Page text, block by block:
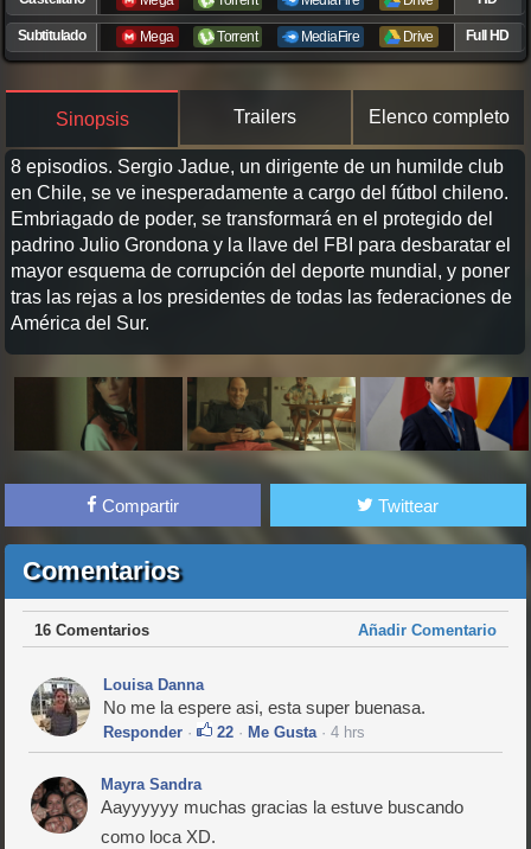
Subtitulado Mega Torrent MediaFire Drive Full HD
Sinopsis Trailers Elenco completo
8 episodios. Sergio Jadue, un dirigente de un humilde club
en Chile, se ve inesperadamente a cargo del fútbol chileno.
Embriagado de poder, se transformará en el protegido del
padrino Julio Grondona y la llave del FBI para desbaratar el
mayor esquema de corrupción del deporte mundial, y poner
tras las rejas a los presidentes de todas las federaciones de
América del Sur.
Compartir Twittear
Comentarios
16 Comentarios Añadir Comentario
Louisa Danna
No me la espere asi, esta super buenasa.
Responder · 22 · Me Gusta· 4 hrs
Mayra Sandra
Aayyyyyy muchas gracias la estuve buscando
como loca XD.